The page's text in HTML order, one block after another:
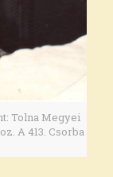
Tolna Megyei
A 413. Csorba